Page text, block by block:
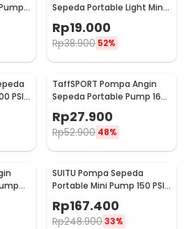
Sepeda Portable Light Mini
Rp19.000
Rp38.900 52%
PSI
TaffSPORT Pompa Angin
Sepeda Portable Pump 160
Rp27.900
Rp52.900 48%
SUITU Pompa Sepeda
Portable Mini Pump 150 PSI
- EG216
Rp167.400
Rp248.90033%